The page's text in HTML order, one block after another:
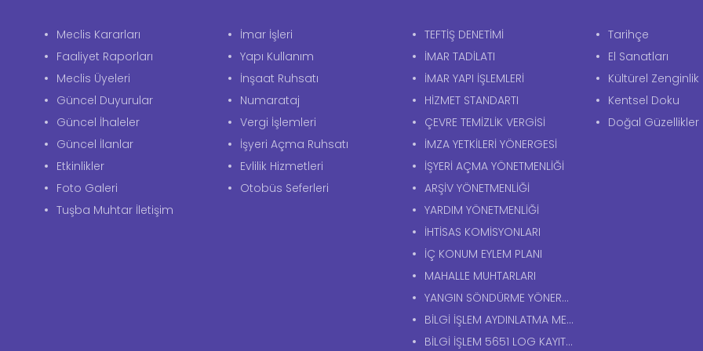
Meclis Kararları
Faaliyet Raporları
Meclis Üyeleri
Güncel Duyurular
Güncel İhaleler
Güncel İlanlar
Etkinlikler
Foto Galeri
Tuşba Muhtar İletişim
İmar İşleri
Yapı Kullanım
İnşaat Ruhsatı
Numarataj
Vergi İşlemleri
İşyeri Açma Ruhsatı
Evlilik Hizmetleri
Otobüs Seferleri
TEFTİŞ DENETİMİ
İMAR TADİLATI
İMAR YAPI İŞLEMLERİ
HİZMET STANDARTI
ÇEVRE TEMİZLİK VERGİSİ
İMZA YETKİLERİ YÖNERGESİ
İŞYERİ AÇMA YÖNETMENLİĞİ
ARŞİV YÖNETMENLİĞİ
YARDIM YÖNETMENLİĞİ
İHTİSAS KOMİSYONLARI
İÇ KONUM EYLEM PLANI
MAHALLE MUHTARLARI
YANGIN SÖNDÜRME YÖNERGESİ
BİLGİ İŞLEM AYDINLATMA METNİ
BİLGİ İŞLEM 5651 LOG KAYITLARI AYDINLATMA METNİ
Tarihçe
El Sanatları
Kültürel Zenginlik
Kentsel Doku
Doğal Güzellikler